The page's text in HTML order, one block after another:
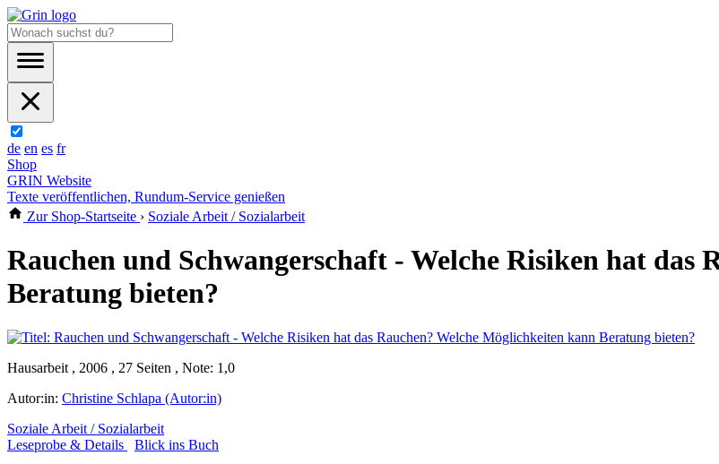
de en es fr
Shop
GRIN Website
Texte veröffentlichen, Rundum-Service genießen
Zur Shop-Startseite › Soziale Arbeit / Sozialarbeit
Rauchen und Schwangerschaft - Welche Risiken hat das
Beratung bieten?
Hausarbeit , 2006 , 27 Seiten , Note: 1,0
Autor:in: Christine Schlapa (Autor:in)
Soziale Arbeit / Sozialarbeit
Leseprobe & Details
Blick ins Buch